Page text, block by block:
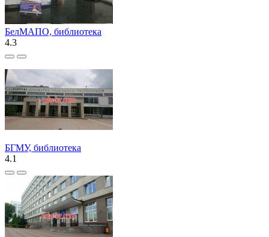
БелМАПО, библиотека
4.3
БГМУ, библиотека
4.1